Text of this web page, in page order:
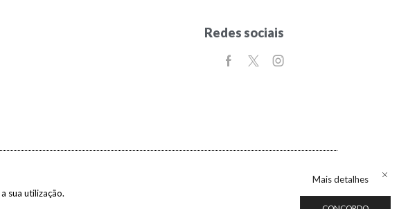
sua utilização.
Mais detalhes
Redes sociais